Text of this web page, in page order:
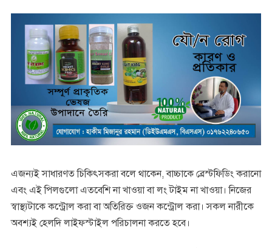
এজন্যই সাধারণত চিকিৎসকরা বলে থাকেন, বাচ্চাকে ব্রেস্টফিডিং করানো
এবং এই পিলগুলো এতবেশি না খাওয়া বা লং টাইম না খাওয়া। নিজের
স্বাস্থ্যটাকে কন্ট্রোল করা বা অতিরিক্ত ওজন কন্ট্রোল করা। সকল নারীকে
অবশ্যই হেলদি লাইফস্টাইল পরিচালনা করতে হবে।